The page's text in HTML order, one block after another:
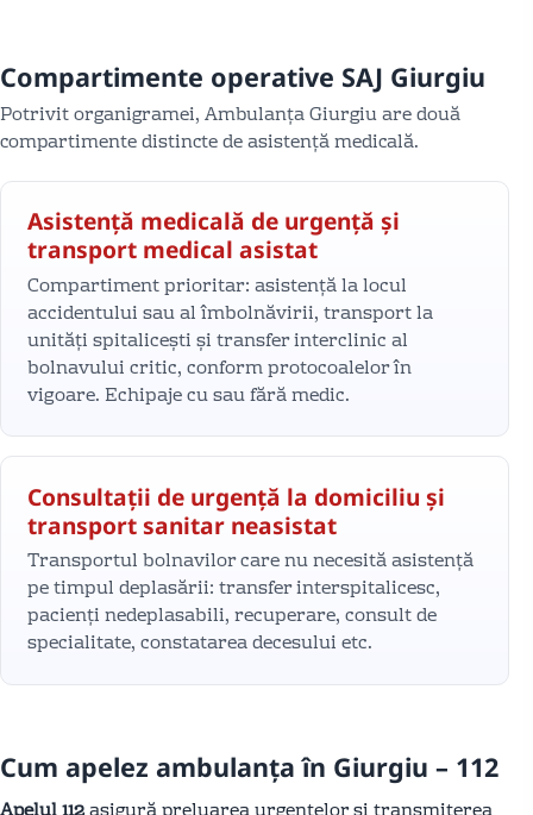
Compartimente operative SAJ Giurgiu
Potrivit organigramei, Ambulanța Giurgiu are două
compartimente distincte de asistență medicală.
Asistență medicală de urgență și
transport medical asistat
Compartiment prioritar: asistență la locul
accidentului sau al îmbolnăvirii, transport la
unități spitalicești și transfer interclinic al
bolnavului critic, conform protocoalelor în
vigoare. Echipaje cu sau fără medic.
Consultații de urgență la domiciliu și
transport sanitar neasistat
Transportul bolnavilor care nu necesită asistență
pe timpul deplasării: transfer interspitalicesc,
pacienți nedeplasabili, recuperare, consult de
specialitate, constatarea decesului etc.
Cum apelez ambulanța în Giurgiu – 112